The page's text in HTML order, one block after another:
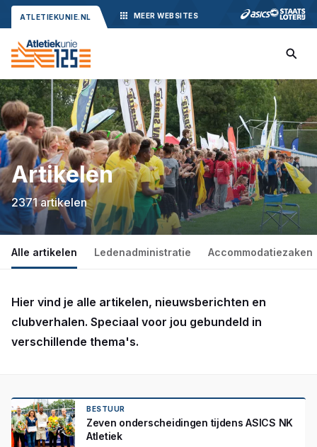
ATLETIEKUNIE.NL MEER WEBSITES
Artikelen
2371 artikelen
Alle artikelen Ledenadministratie Accommodatiezaken
Hier vind je alle artikelen, nieuwsberichten en
clubverhalen. Speciaal voor jou gebundeld in
verschillende thema's.
BESTUUR
Zeven onderscheidingen tijdens ASICS NK
Atletiek